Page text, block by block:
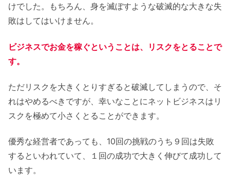
けでした。もちろん、身を滅ぼすような破滅的な大きな失
敗はしてはいけません。
ビジネスでお金を稼ぐということは、リスクをとることで
す。
ただリスクを大きくとりすぎると破滅してしまうので、そ
れはやめるべきですが、幸いなことにネットビジネスはリ
スクを極めて小さくとることができます。
優秀な経営者であっても、10回の挑戦のうち９回は失敗
するといわれていて、１回の成功で大きく伸びて成功して
います。